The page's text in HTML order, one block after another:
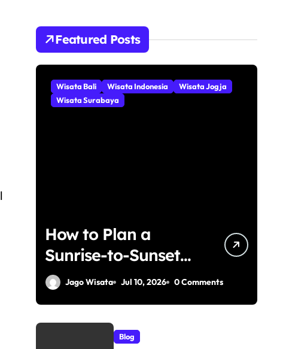
n
u
k
Featured Posts
Wisata Bali Wisata Indonesia
Wisata Jogja
Wisata Surabaya
How to Plan a
Sunrise-to-Sunset
Temple Day in
Jago Wisata Jul 10, 2026 0 Comments
Blog